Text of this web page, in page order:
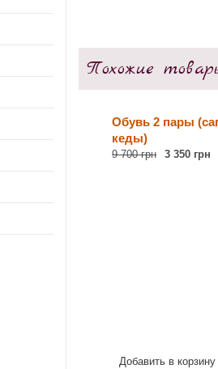
Похожие
Обувь 2 пары
кеды)
9 700 грн 3 350 грн
Добавить в корзину